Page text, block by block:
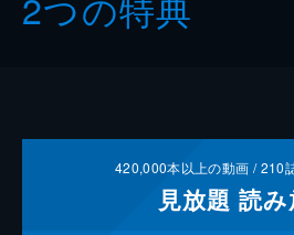
420,000本以上の動画 /210
見放題 読み